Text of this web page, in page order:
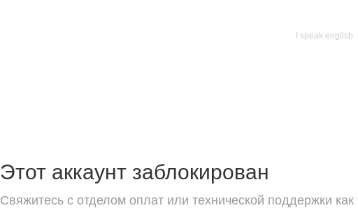
I speak english
Этот аккаунт заблокирован
Свяжитесь с отделом оплат или технической поддержки как